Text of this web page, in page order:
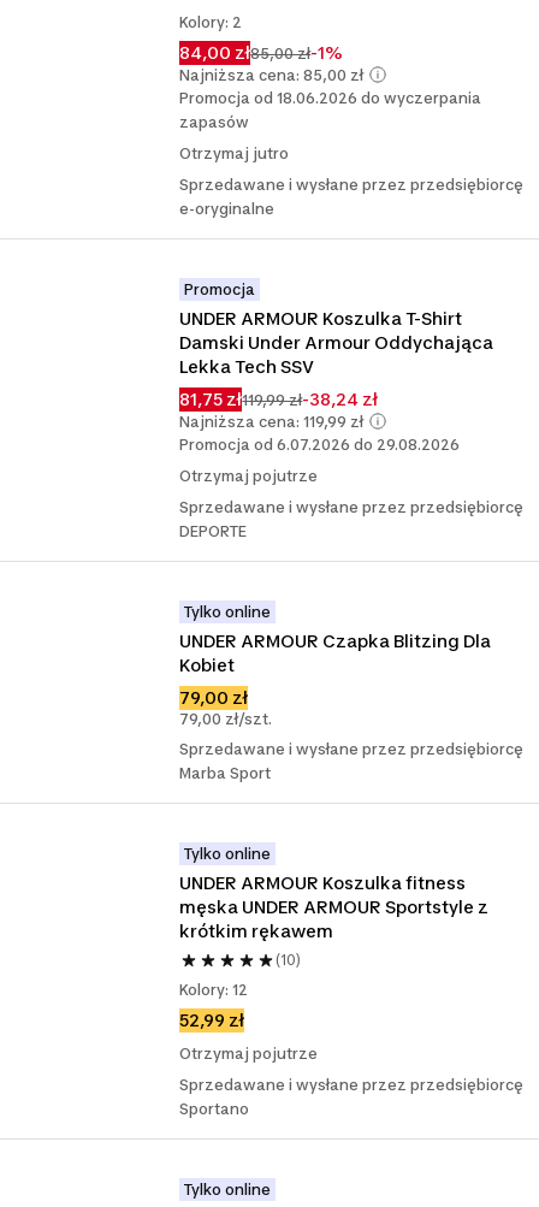
Kolory: 2
84,00 zł85,00 zł-1%
Najniższa cena: 85,00 zł
Promocja od 18.06.2026 do wyczerpania
zapasów
Otrzymaj jutro
Sprzedawane i wysłane przez przedsiębiorcę
e-oryginalne
Promocja
UNDER ARMOUR Koszulka T-Shirt
Damski Under Armour Oddychająca
Lekka Tech SSV
81,75 zł119,99 zł-38,24 zł
Najniższa cena: 119,99 zł
Promocja od 6.07.2026 do 29.08.2026
Otrzymaj pojutrze
Sprzedawane i wysłane przez przedsiębiorcę
DEPORTE
Tylko online
UNDER ARMOUR Czapka Blitzing Dla
Kobiet
79,00 zł
79,00 zł/szt.
Sprzedawane i wysłane przez przedsiębiorcę
Marba Sport
Tylko online
UNDER ARMOUR Koszulka fitness
męska UNDER ARMOUR Sportstyle z
krótkim rękawem
(10)
Kolory: 12
52,99 zł
Otrzymaj pojutrze
Sprzedawane i wysłane przez przedsiębiorcę
Sportano
Tylko online